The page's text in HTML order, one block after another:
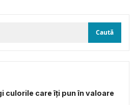
culorile care îți pun în valoare